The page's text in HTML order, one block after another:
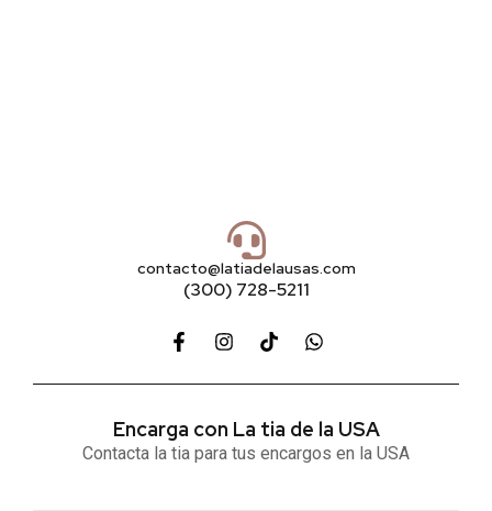
contacto@latiadelausas.com
(300) 728-5211
Encarga con La tia de la USA
Contacta la tia para tus encargos en la USA